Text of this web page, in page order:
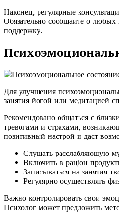
Наконец, регулярные
Обязательно сообщайте о
поддержку.
Для улучшения
занятия йогой или медитацией
Рекомендовано общаться с
тревогами и страхами,
позитивный настрой и даст
Слушать расслабляющую
Включить в раціон
Записываться на занятия
Регулярно осуществлять
Важно контролировать свои
Психолог может предложить